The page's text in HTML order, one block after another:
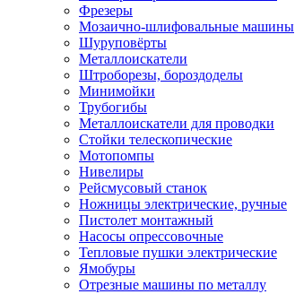
Фрезеры
Мозаично-шлифовальные машины
Шуруповёрты
Металлоискатели
Штроборезы, бороздоделы
Минимойки
Трубогибы
Металлоискатели для проводки
Стойки телескопические
Мотопомпы
Нивелиры
Рейсмусовый станок
Ножницы электрические, ручные
Пистолет монтажный
Насосы опрессовочные
Тепловые пушки электрические
Ямобуры
Отрезные машины по металлу